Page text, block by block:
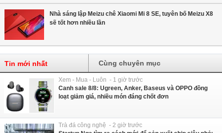
Nhà sáng lập Meizu chê Xiaomi Mi 8 SE, tuyên bố Meizu X8
sẽ tốt hơn nhiều lần
Tin mới nhất Cùng chuyên mục
Xem - Mua - Luôn - 1 giờ trước
Canh sale 8/8: Ugreen, Anker, Baseus và OPPO đồng
loạt giảm giá, nhiều món đáng chốt đơn
Trà đá công nghệ - 2 giờ trước